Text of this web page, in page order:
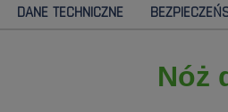
DANE TECHNICZNE
Nóż